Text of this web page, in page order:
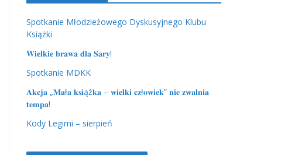
Spotkanie Młodzieżowego Dyskusyjnego Klubu
Książki
𝐖𝐢𝐞𝐥𝐤𝐢𝐞 𝐛𝐫𝐚𝐰𝐚 𝐝𝐥𝐚 𝐒𝐚𝐫𝐲!
Spotkanie MDKK
𝐀𝐤𝐜𝐣𝐚 „𝐌𝐚ł𝐚 𝐤𝐬𝐢ąż𝐤𝐚 – 𝐰𝐢𝐞𝐥𝐤𝐢 𝐜𝐳ł𝐨𝐰𝐢𝐞𝐤” 𝐧𝐢𝐞 𝐳𝐰𝐚𝐥𝐧𝐢𝐚
𝐭𝐞𝐦𝐩𝐚!
Kody Legimi – sierpień